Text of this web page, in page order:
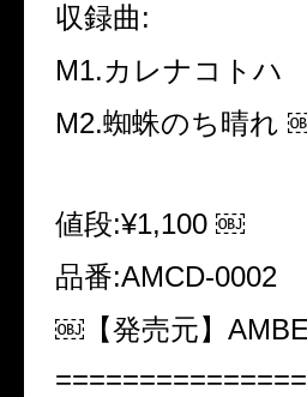
収録曲:
M1.カレナコトハ
M2.蜘蛛のち晴れ
値段:¥1,100 ￼
品番:AMCD-0002
￼【発売元】